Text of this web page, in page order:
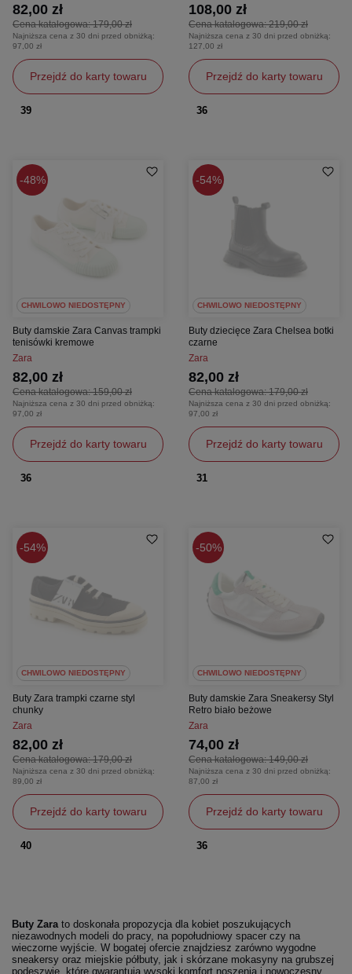
Cena katalogowa:179,00 zł
82,00 zł
Najniższa cena z 30 dni przed obniżką:
97,00 zł
Przejdź do karty towaru
39
Cena katalogowa:219,00 zł
108,00 zł
Najniższa cena z 30 dni przed obniżką:
127,00 zł
Przejdź do karty towaru
36
48%
CHWILOWO NIEDOSTĘPNY
Buty damskie Zara Canvas trampki
tenisówki kremowe
Zara
Cena katalogowa:159,00 zł
82,00 zł
Najniższa cena z 30 dni przed obniżką:
97,00 zł
Przejdź do karty towaru
36
54%
CHWILOWO NIEDOSTĘPNY
Buty dziecięce Zara Chelsea botki
czarne
Zara
Cena katalogowa:179,00 zł
82,00 zł
Najniższa cena z 30 dni przed obniżką:
97,00 zł
Przejdź do karty towaru
31
54%
CHWILOWO NIEDOSTĘPNY
Buty Zara trampki czarne styl
chunky
Zara
Cena katalogowa:179,00 zł
82,00 zł
Najniższa cena z 30 dni przed obniżką:
89,00 zł
Przejdź do karty towaru
40
50%
CHWILOWO NIEDOSTĘPNY
Buty damskie Zara Sneakersy Styl
Retro biało beżowe
Zara
Cena katalogowa:149,00 zł
74,00 zł
Najniższa cena z 30 dni przed obniżką:
87,00 zł
Przejdź do karty towaru
36
Buty Zara to doskonała propozycja dla kobiet poszukujących
niezawodnych modeli do pracy, na popołudniowy spacer czy na
wieczorne wyjście. W bogatej ofercie znajdziesz zarówno wygodne
sneakersy oraz miejskie półbuty, jak i skórzane mokasyny na grubszej
podeszwie, które gwarantują wysoki komfort noszenia i nowoczesny